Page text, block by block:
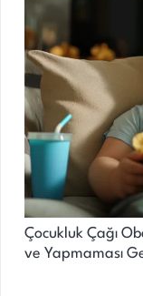
Çocukluk Çağı
ve Yapmaması